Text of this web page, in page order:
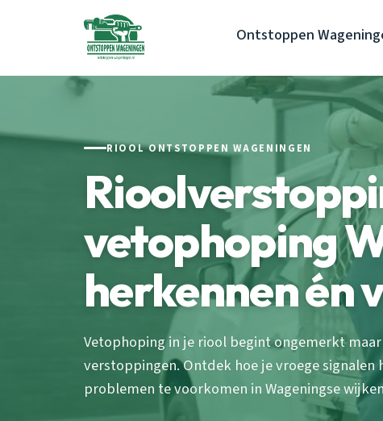
Ontstoppen
RIOOL ONTSTOPPEN WAGENINGEN
vetophoping
herkennen én
Vetophoping in je riool begint ongemerkt
verstoppingen. Ontdek hoe je vroege
problemen te voorkomen in Wageningse